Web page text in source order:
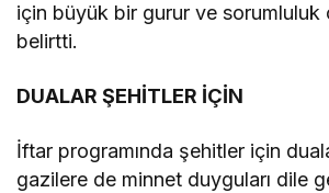
için büyük bir gurur ve sorumluluk
belirtti.
DUALAR ŞEHİTLER İÇİN
İftar programında şehitler için
gazilere de minnet duyguları dile